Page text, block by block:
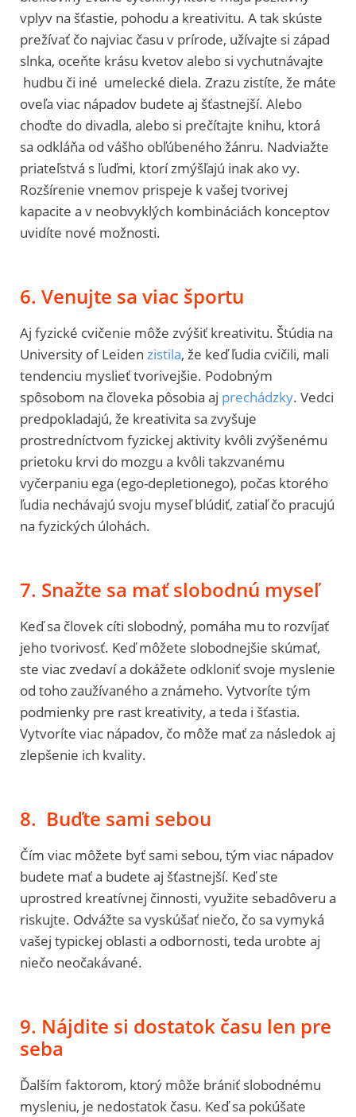
vplyv na šťastie, pohodu a kreativitu. A tak skúste
prežívať čo najviac času v prírode, užívajte si západ
slnka, oceňte krásu kvetov alebo si vychutnávajte
hudbu či iné umelecké diela. Zrazu zistíte, že máte
oveľa viac nápadov budete aj šťastnejší. Alebo
choďte do divadla, alebo si prečítajte knihu, ktorá
sa odkláňa od vášho obľúbeného žánru. Nadviažte
priateľstvá s ľuďmi, ktorí zmýšľajú inak ako vy.
Rozšírenie vnemov prispeje k vašej tvorivej
kapacite a v neobvyklých kombináciách konceptov
uvidíte nové možnosti.
6. Venujte sa viac športu
Aj fyzické cvičenie môže zvýšiť kreativitu. Štúdia na
University of Leiden zistila, že keď ľudia cvičili, mali
tendenciu myslieť tvorivejšie. Podobným
spôsobom na človeka pôsobia aj prechádzky. Vedci
predpokladajú, že kreativita sa zvyšuje
prostredníctvom fyzickej aktivity kvôli zvýšenému
prietoku krvi do mozgu a kvôli takzvanému
vyčerpaniu ega (ego-depletionego), počas ktorého
ľudia nechávajú svoju myseľ blúdiť, zatiaľ čo pracujú
na fyzických úlohách.
7. Snažte sa mať slobodnú myseľ
Keď sa človek cíti slobodný, pomáha mu to rozvíjať
jeho tvorivosť. Keď môžete slobodnejšie skúmať,
ste viac zvedaví a dokážete odkloniť svoje myslenie
od toho zaužívaného a známeho. Vytvoríte tým
podmienky pre rast kreativity, a teda i šťastia.
Vytvoríte viac nápadov, čo môže mať za následok aj
zlepšenie ich kvality.
8. Buďte sami sebou
Čím viac môžete byť sami sebou, tým viac nápadov
budete mať a budete aj šťastnejší. Keď ste
uprostred kreatívnej činnosti, využite sebadôveru a
riskujte. Odvážte sa vyskúšať niečo, čo sa vymyká
vašej typickej oblasti a odbornosti, teda urobte aj
niečo neočakávané.
9. Nájdite si dostatok času len pre
seba
Ďalším faktorom, ktorý môže brániť slobodnému
mysleniu, je nedostatok času. Keď sa pokúšate